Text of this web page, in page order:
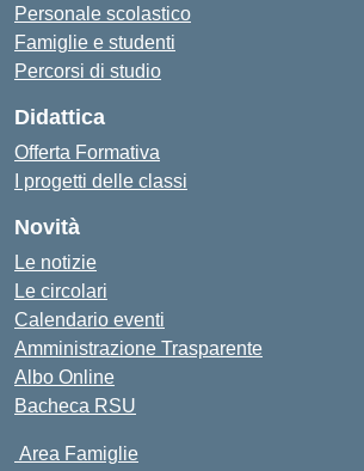
Personale scolastico
Famiglie e studenti
Percorsi di studio
Didattica
Offerta Formativa
I progetti delle classi
Novità
Le notizie
Le circolari
Calendario eventi
Amministrazione Trasparente
Albo Online
Bacheca RSU
Area Famiglie